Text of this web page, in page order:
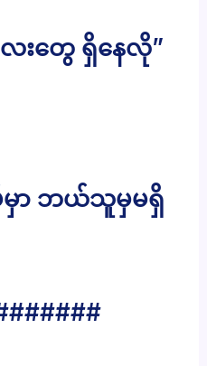
းတွေ ရှိနေလို”
မှာ ဘယ်သူမှမရှိ